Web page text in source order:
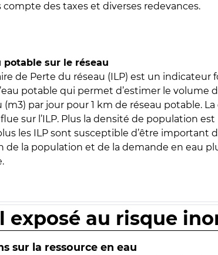
compte des taxes et diverses redevances.
potable sur le réseau
de Perte du réseau (ILP) est un indicateur
potable qui permet d’estimer le volume
par jour pour 1 km de réseau potable.
sur l’ILP. Plus la densité de population est
les ILP sont susceptible d’être important
de la population et de la demande en eau
au risque
sur la ressource en eau